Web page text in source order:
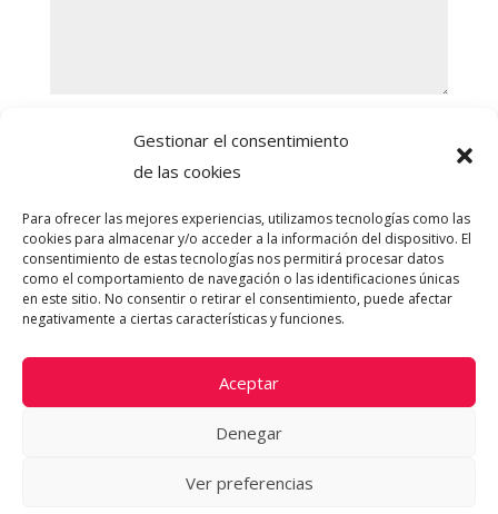
Gestionar el consentimiento
de las cookies
Para ofrecer las mejores experiencias, utilizamos tecnologías como las
cookies para almacenar y/o acceder a la información del dispositivo. El
consentimiento de estas tecnologías nos permitirá procesar datos
como el comportamiento de navegación o las identificaciones únicas
en este sitio. No consentir o retirar el consentimiento, puede afectar
negativamente a ciertas características y funciones.
Aceptar
Denegar
Ver preferencias
Acepto la política de privacidad
10 + 12= Enviar
Política de cookies (UE)
Política de privacidad